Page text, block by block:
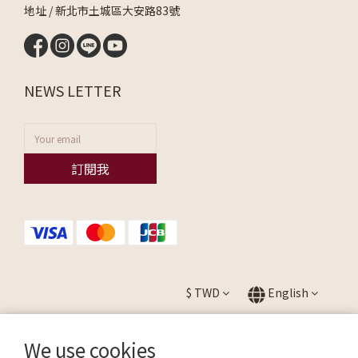
We use cookies
地址 / 新北市土城區大安路83號
NEWS LETTER
訂閱我
$ TWD English